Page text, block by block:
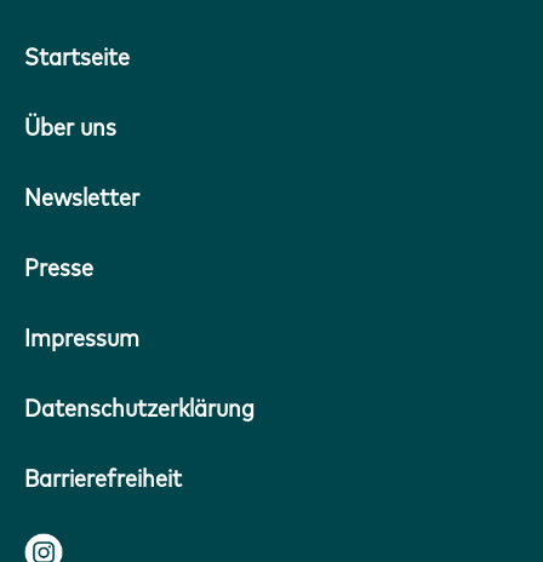
Startseite
Über uns
Newsletter
Presse
Impressum
Datenschutzerklärung
Barrierefreiheit